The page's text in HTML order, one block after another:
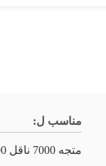
مناسب ل:
متجه 7000 ناقل 5000